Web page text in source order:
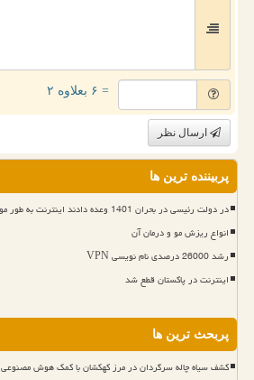
= ۶ بعلاوه ۲
ارسال نظر
پربیننده ترین ها
در دولت رئیسی در بحران 1401 وعده دادند اینترنت به طور موقت قطع می شود اما ماندگار شد
انواع ریزش مو و درمان آن
رشد 26000 درصدی نام نویسی VPN
اینترنت در پاکستان قطع شد
پربحث ترین ها
کشف سیاه چاله سرگردان در مرز کهکشان با کمک هوش مصنوعی